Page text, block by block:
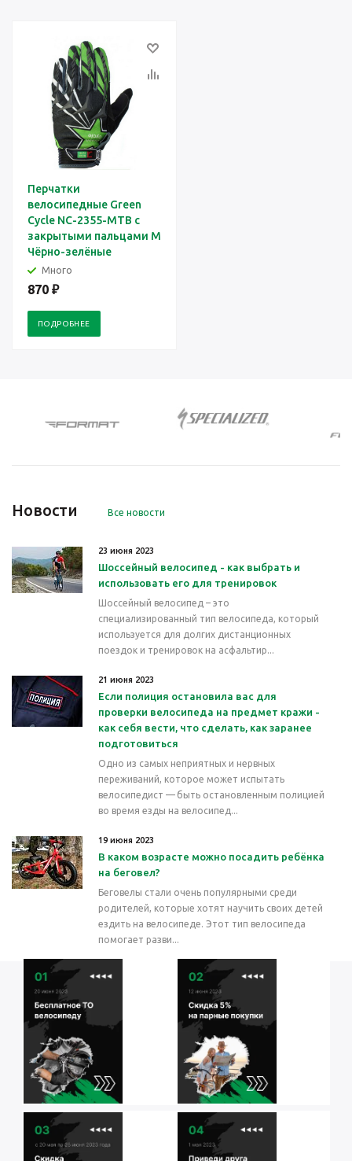
Перчатки
велосипедные Green
Cycle NC-2355-MTB с
закрытыми пальцами M
Чёрно-зелёные
Много
870 ₽
ПОДРОБНЕЕ
Новости Все новости
23 июня 2023
Шоссейный велосипед - как выбрать и
использовать его для тренировок
Шоссейный велосипед – это
специализированный тип велосипеда, который
используется для долгих дистанционных
поездок и тренировок на асфальтир...
21 июня 2023
Если полиция остановила вас для
проверки велосипеда на предмет кражи -
как себя вести, что сделать, как заранее
подготовиться
Одно из самых неприятных и нервных
переживаний, которое может испытать
велосипедист — быть остановленным полицией
во время езды на велосипед...
19 июня 2023
В каком возрасте можно посадить ребёнка
на беговел?
Беговелы стали очень популярными среди
родителей, которые хотят научить своих детей
ездить на велосипеде. Этот тип велосипеда
помогает разви...